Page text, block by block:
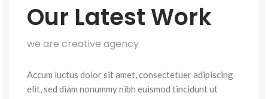
Our Latest Work
we are creative agency
Accum luctus dolor sit amet, consectetuer adipiscing
elit, sed diam nonummy nibh euismod tincidunt ut